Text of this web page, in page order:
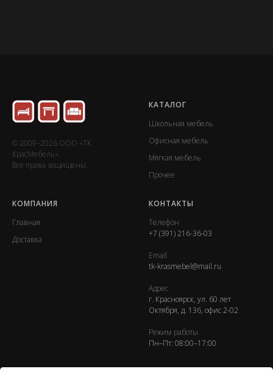
© 2009–2026 ООО «ТК
КрасМебель».
Все права защищены.
КАТАЛОГ
Школьная мебель
Офисная мебель
Мягкая мебель
Прочее
КОМПАНИЯ
Главная
Доставка
КОНТАКТЫ
Телефон
+7 (391) 216-36-03
Email
tk-krasmebel@mail.ru
Адрес
г. Красноярск, ул. 60 лет
Октября, д. 136, офис 2-02
Режим работы
Пн–Пт: 08:00–17:00